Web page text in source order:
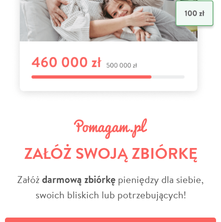
ZAŁÓŻ SWOJĄ ZBIÓRKĘ
Załóżdarmową zbiórkę pieniędzy dla siebie,
swoich bliskich lub potrzebujących!